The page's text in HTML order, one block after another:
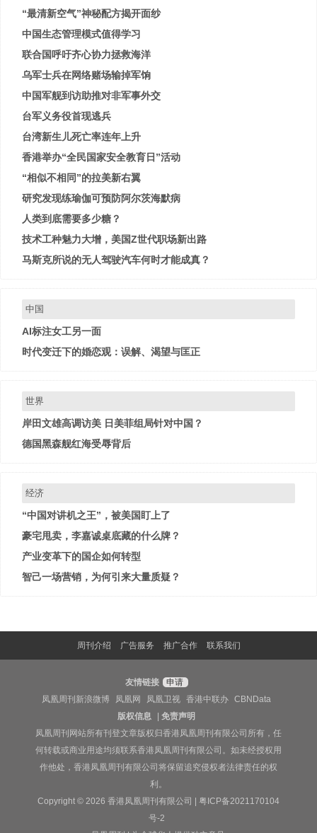
“最清新空气”神秘配方揭开面纱
中国生态管理模式值得学习
联合国呼吁齐心协力拯救海洋
乌军士兵在网络赌场输掉军饷
中国军舰到访助推对非军事外交
台军义务役首现逃兵
台湾新生儿死亡率连年上升
香港举办“全民国家安全教育日”活动
“相似不相同”的拉美新右翼
研究发现练瑜伽可预防阿尔茨海默病
人类到底需要多少糖？
技术工种魅力大增，美国Z世代职场新出路
马斯克所说的无人驾驶汽车何时才能成真？
中国
AI标注女工另一面
时代变迁下的婚恋观：误解、渴望与匡正
世界
岸田文雄高调访美 日美菲组局针对中国？
德国黑森舰红海受辱背后
经济
“中国对讲机之王”，被美国盯上了
豪宅甩卖，李嘉诚桌底藏的什么牌？
产业变革下的国企如何转型
智己一场营销，为何引来大量质疑？
周刊介绍 广告服务 推广合作 联系我们
友情链接
申请
凤凰周刊新浪微博
凤凰网 凤凰卫视 香港中联办
CBNData
版权信息
|免责声明
凤凰周刊网站所有刊登文章版权归香港凤凰周刊有限公司所有，任
何转载或商业用途均须联系香港凤凰周刊有限公司。如未经授权用
作他处，香港凤凰周刊有限公司将保留追究侵权者法律责任的权
利。
Copyright © 2026 香港凤凰周刊有限公司 | 粤ICP备2021170104
号-2